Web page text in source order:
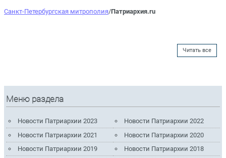
Санкт-Петербургская митрополия/Патриархия.ru
Читать все
Меню раздела
Новости Патриархии 2023
Новости Патриархии 2022
Новости Патриархии 2021
Новости Патриархии 2020
Новости Патриархии 2019
Новости Патриархии 2018